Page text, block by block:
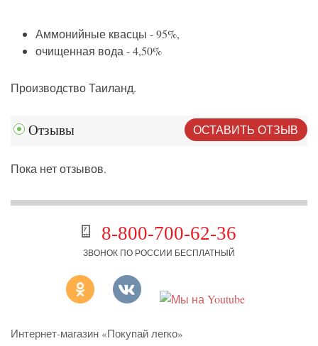
Аммонийные квасцы - 95%,
очищенная вода - 4,50%
Производство Таиланд.
Отзывы ОСТАВИТЬ ОТЗЫВ
Пока нет отзывов.
8-800-700-62-36
ЗВОНОК ПО РОССИИ БЕСПЛАТНЫЙ
Интернет-магазин «Покупай легко»